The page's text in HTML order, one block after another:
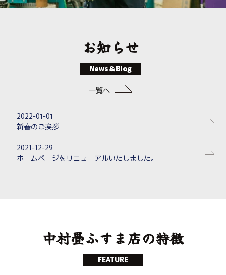
お知らせ
News＆Blog
一覧へ
2022-01-01
新春のご挨拶
2021-12-29
ホームページをリニューアルいたしました。
中村畳ふすま店の特徴
FEATURE